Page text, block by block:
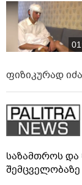
ფიზიკურად
საზამთროს და